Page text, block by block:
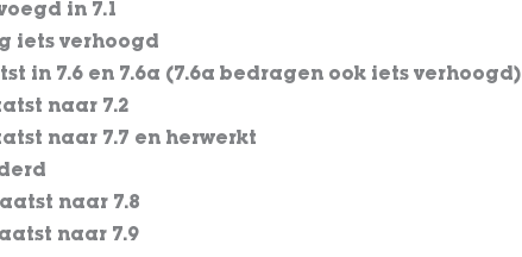
in 7.1
iets verhoogd
in 7.6 en 7.6a (7.6a bedragen ook iets verhoogd)
naar 7.2
naar 7.7 en herwerkt
naar 7.8
naar 7.9